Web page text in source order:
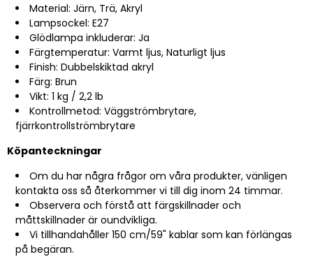
Material: Järn, Trä, Akryl
Lampsockel: E27
Glödlampa inkluderar: Ja
Färgtemperatur: Varmt ljus, Naturligt ljus
Finish: Dubbelskiktad akryl
Färg: Brun
Vikt: 1 kg / 2,2 lb
Kontrollmetod: Väggströmbrytare,
fjärrkontrollströmbrytare
Köpanteckningar
Om du har några frågor om våra produkter, vänligen
kontakta oss så återkommer vi till dig inom 24 timmar.
Observera och förstå att färgskillnader och
måttskillnader är oundvikliga.
Vi tillhandahåller 150 cm/59" kablar som kan förlängas
på begäran.